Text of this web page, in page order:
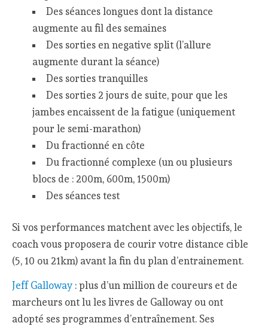
Des séances longues dont la distance
augmente au fil des semaines
Des sorties en negative split (l’allure
augmente durant la séance)
Des sorties tranquilles
Des sorties 2 jours de suite, pour que les
jambes encaissent de la fatigue (uniquement
pour le semi-marathon)
Du fractionné en côte
Du fractionné complexe (un ou plusieurs
blocs de : 200m, 600m, 1500m)
Des séances test
Si vos performances matchent avec les objectifs, le
coach vous proposera de courir votre distance cible
(5, 10 ou 21km) avant la fin du plan d’entrainement.
Jeff Galloway : plus d’un million de coureurs et de
marcheurs ont lu les livres de Galloway ou ont
adopté ses programmes d’entraînement. Ses